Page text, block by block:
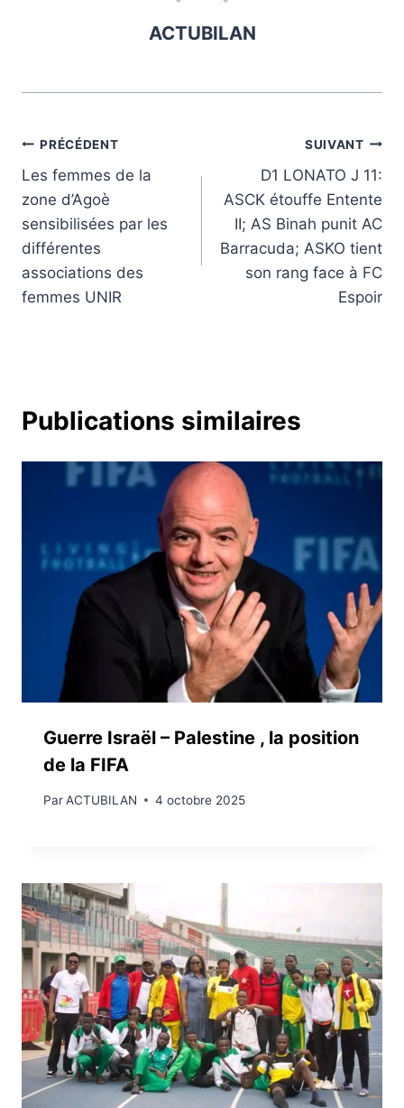
ACTUBILAN
Navigation
de
l’article
PRÉCÉDENT
Les femmes de la
zone d’Agoè
sensibilisées par les
différentes
associations des
femmes UNIR
SUIVANT
D1 LONATO J 11:
ASCK étouffe Entente
II; AS Binah punit AC
Barracuda; ASKO tient
son rang face à FC
Espoir
Publications similaires
Guerre Israël – Palestine , la position
de la FIFA
ParACTUBILAN 4 octobre 2025